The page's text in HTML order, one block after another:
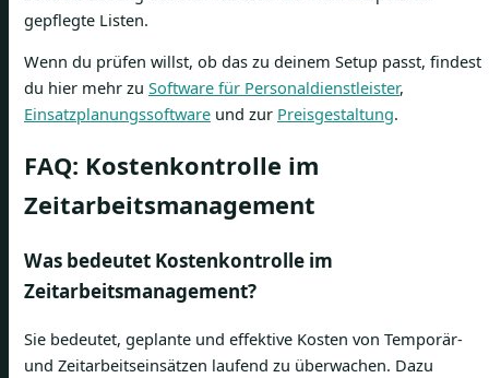
gepflegte Listen.
Wenn du prüfen willst, ob das zu deinem Setup passt, findest
du hier mehr zu Software für Personaldienstleister,
Einsatzplanungssoftware und zur Preisgestaltung.
FAQ: Kostenkontrolle im
Zeitarbeitsmanagement
Was bedeutet Kostenkontrolle im
Zeitarbeitsmanagement?
Sie bedeutet, geplante und effektive Kosten von Temporär-
und Zeitarbeitseinsätzen laufend zu überwachen. Dazu